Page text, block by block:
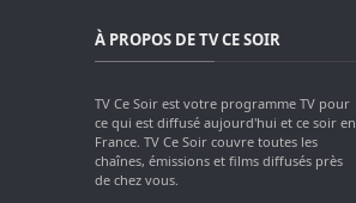
À PROPOS DE TV CE SOIR
TV Ce Soir est votre programme TV pour
ce qui est diffusé aujourd'hui et ce soir en
France. TV Ce Soir couvre toutes les
chaînes, émissions et films diffusés près
de chez vous.